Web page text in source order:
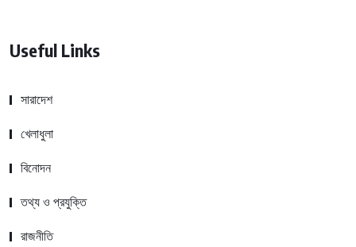
Useful Links
সারাদেশ
খেলাধুলা
বিনোদন
তথ্য ও প্রযুক্তি
রাজনীতি